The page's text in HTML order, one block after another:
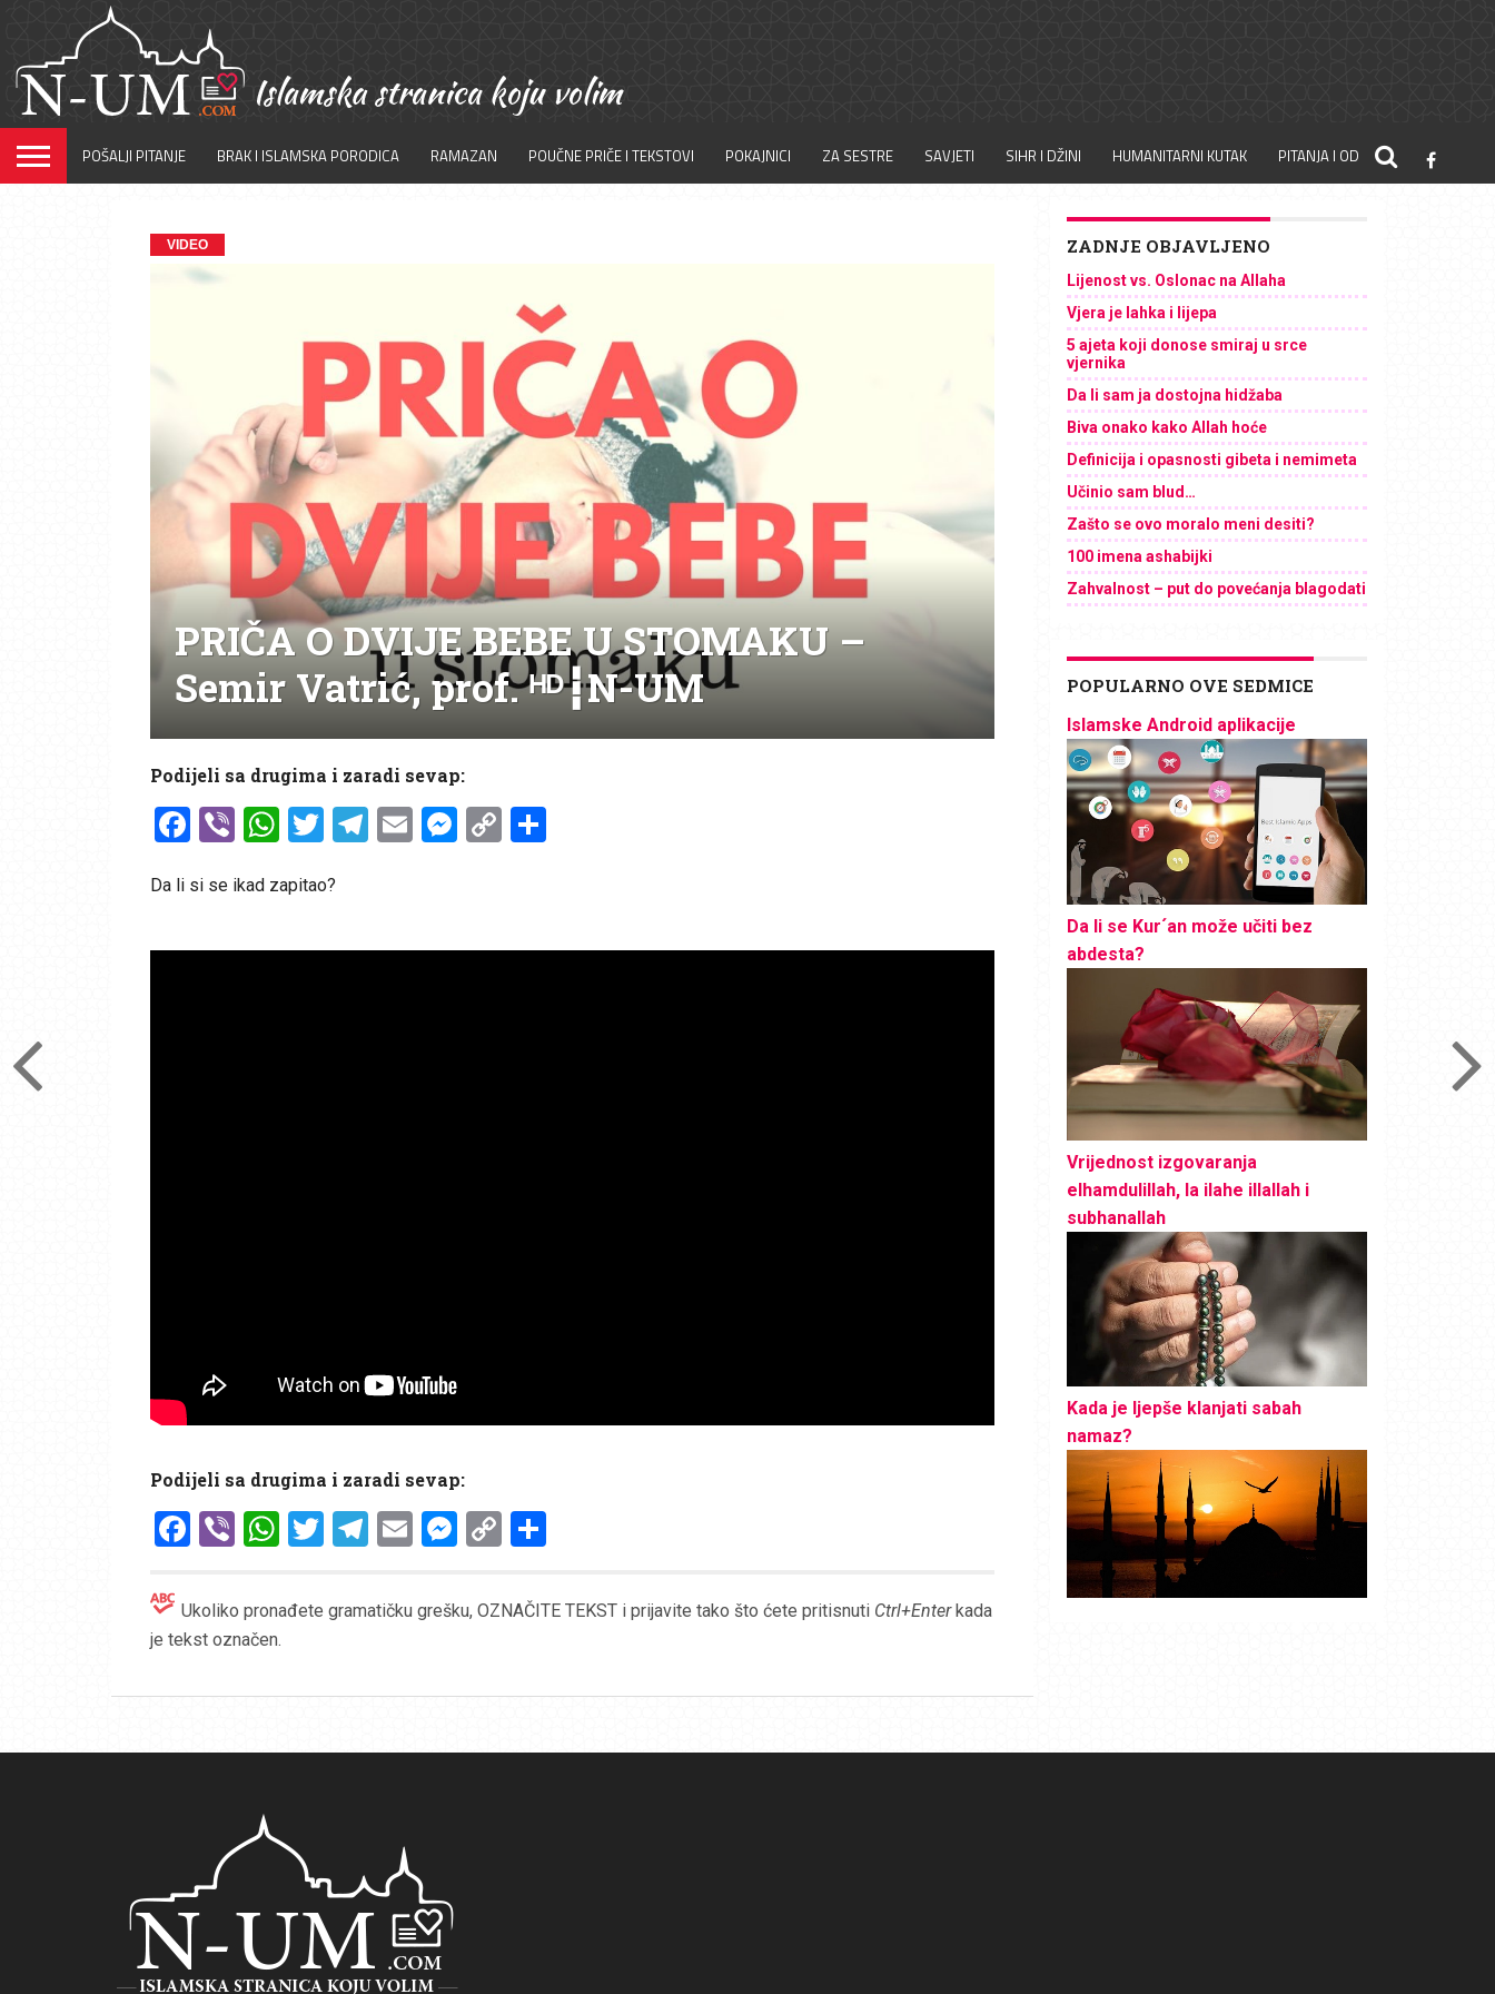
POŠALJI PITANJE BRAK I ISLAMSKA PORODICA RAMAZAN POUČNE PRIČE I TEKSTOVI POKAJNICI ZA SESTRE SAVJETI SIHR I DŽINI HUMANITARNI KUTAK PITANJA I ODGOVORI
VIDEO
PRIČA O DVIJE BEBE U STOMAKU –
Semir Vatrić, prof. ᴴᴰ┇N-UM
Podijeli sa drugima i zaradi sevap:
Facebook
ViberWhatsApp
Twitter
Telegram
EmailMessenger
Copy
Da li si se ikad zapitao?
Podijeli sa drugima i zaradi sevap:
Facebook
ViberWhatsApp
Twitter
Telegram
EmailMessenger
CopyShare
Ukoliko pronađete gramatičku grešku, OZNAČITE TEKST i prijavite tako što ćete pritisnuti Ctrl+Enterkada
je tekst označen.
ZADNJE OBJAVLJENO
Lijenost vs. Oslonac na Allaha
Vjera je lahka i lijepa
5 ajeta koji donose smiraj u srce
vjernika
Da li sam ja dostojna hidžaba
Biva onako kako Allah hoće
Definicija i opasnosti gibeta i nemimeta
Učinio sam blud…
Zašto se ovo moralo meni desiti?
100 imena ashabijki
Zahvalnost – put do povećanja blagodati
POPULARNO OVE SEDMICE
Islamske Android aplikacije
Da li se Kur´an može učiti bez
abdesta?
Vrijednost izgovaranja
elhamdulillah, la ilahe illallah i
subhanallah
Kada je ljepše klanjati sabah
namaz?